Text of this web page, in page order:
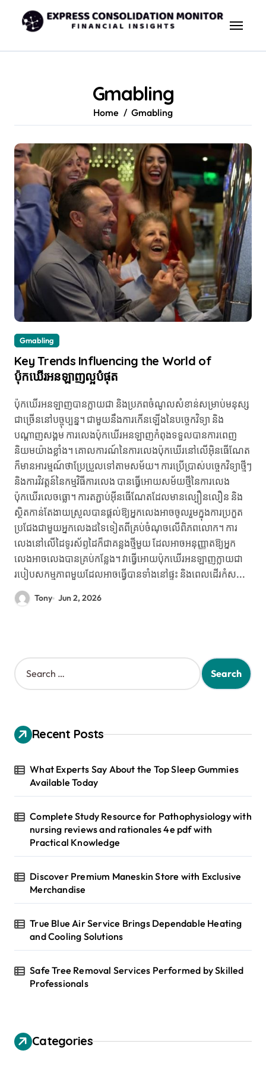
content
Gmabling
Home Gmabling
Gmabling
Key Trends Influencing the World of
ប៉ុកឃើរអនឡាញល្អបំផុត
ប៉ុកឃើរអនឡាញបានក្លាយជា និងប្រភពចំណូលសំខាន់សម្រាប់មនុស្ស
ជាច្រើននៅបច្ចុប្បន្ន។ ជាមួយនឹងការកើនឡើងនៃបច្ចេកវិទ្យា និង
បណ្តាញសង្គម ការលេងប៉ុកឃើរអនឡាញកំពុងទទួលបានការពេញ
និយមយ៉ាងខ្លាំង។ គោលការណ៍នៃការលេងប៉ុកឃើរនៅលើអ៊ិនធើណែត
ក៏មានអារម្មណ៍ថាប្រែប្រួលទៅតាមសម័យ។ ការប្រើប្រាស់បច្ចេកវិទ្យាថ្មីៗ
និងការវិវត្តន៍នៃកម្មវិធីការលេង បានធ្វើអោយសម័យថ្មីនៃការលេង
ប៉ុកឃើរលេចធ្លោ។ ការតភ្ជាប់អ៊ីនធើណែតដែលមានល្បឿនលឿន និង
ស្ថិតកាន់តែងាយស្រួលបានផ្តល់ឱ្យអ្នកលេងអាចចូលរួមក្នុងការប្រកួត
ប្រជែងជាមួយអ្នកលេងដទៃទៀតពីគ្រប់ចំណុចលើពិភពលោក។ ការ
លេងនៅលើដៃទូរស័ព្ទដៃក៏ជាគន្លងថ្មីមួយ ដែលអាចអនុញ្ញាតឱ្យអ្នក
លេងអាចលេងបានគ្រប់កន្លែង។ វាធ្វើអោយប៉ុកឃើរអនឡាញក្លាយជា
របៀបសកម្មភាពមួយដែលអាចធ្វើបានទាំងនៅផ្ទះ និងពេលដើរកំស...
Tony Jun 2, 2026
S
e
h
f
r
Recent Posts
What Experts Say About the Top Sleep Gummies
Available Today
Complete Study Resource for Pathophysiology with
nursing reviews and rationales 4e pdf with
Practical Knowledge
Discover Premium Maneskin Store with Exclusive
Merchandise
True Blue Air Service Brings Dependable Heating
and Cooling Solutions
Safe Tree Removal Services Performed by Skilled
Professionals
Categories